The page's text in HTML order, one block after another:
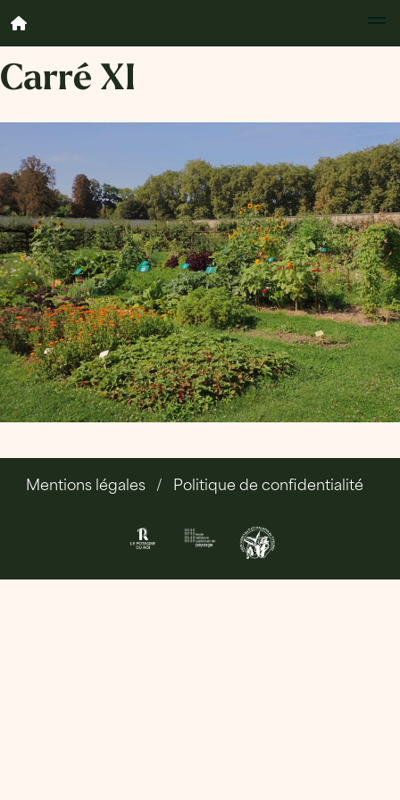
Carré XI
Mentions légales Politique de confidentialité